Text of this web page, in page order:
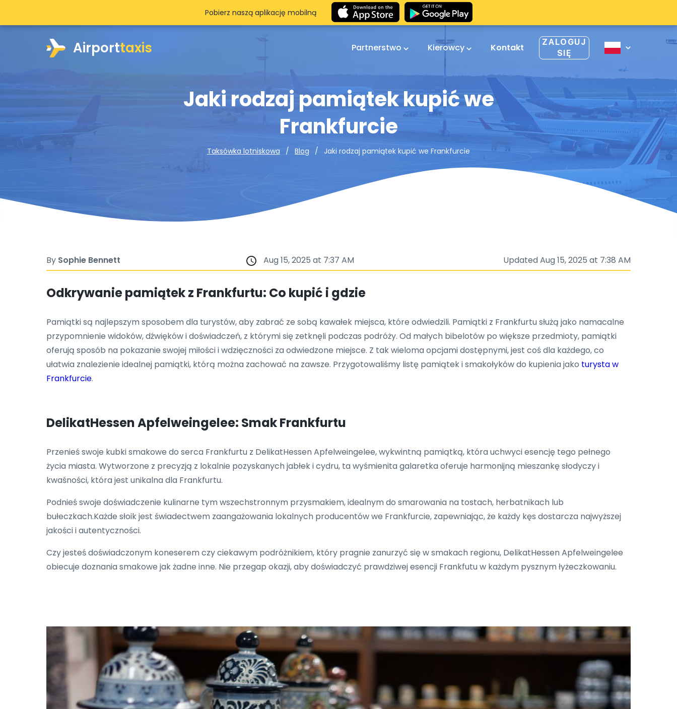
Airporttaxis Partnerstwo Kierowcy Kontakt
ZALOGUJ
SIĘ
Jaki rodzaj pamiątek kupić we
Frankfurcie
Taksówka lotniskowa Blog Jaki rodzaj pamiątek kupić we Frankfurcie
Pobierz naszą aplikację mobilną
By Sophie Bennett Aug 15, 2025 at 7:37 AM Updated Aug 15, 2025 at 7:38 AM
Odkrywanie pamiątek z Frankfurtu: Co kupić i gdzie
Pamiątki są najlepszym sposobem dla turystów, aby zabrać ze sobą kawałek miejsca, które odwiedzili. Pamiątki z Frankfurtu służą jako namacalne
przypomnienie widoków, dźwięków i doświadczeń, z którymi się zetknęli podczas podróży. Od małych bibelotów po większe przedmioty, pamiątki
oferują sposób na pokazanie swojej miłości i wdzięczności za odwiedzone miejsce. Z tak wieloma opcjami dostępnymi, jest coś dla każdego, co
ułatwia znalezienie idealnej pamiątki, którą można zachować na zawsze. Przygotowaliśmy listę pamiątek i smakołyków do kupienia jako turysta w
Frankfurcie.
DelikatHessen Apfelweingelee: Smak Frankfurtu
Przenieś swoje kubki smakowe do serca Frankfurtu z DelikatHessen Apfelweingelee, wykwintną pamiątką, która uchwyci esencję tego pełnego
życia miasta. Wytworzone z precyzją z lokalnie pozyskanych jabłek i cydru, ta wyśmienita galaretka oferuje harmonijną mieszankę słodyczy i
kwaśności, która jest unikalna dla Frankfurtu.
Podnieś swoje doświadczenie kulinarne tym wszechstronnym przysmakiem, idealnym do smarowania na tostach, herbatnikach lub
bułeczkach.Każde słoik jest świadectwem zaangażowania lokalnych producentów we Frankfurcie, zapewniając, że każdy kęs dostarcza najwyższej
jakości i autentyczności.
Czy jesteś doświadczonym koneserem czy ciekawym podróżnikiem, który pragnie zanurzyć się w smakach regionu, DelikatHessen Apfelweingelee
obiecuje doznania smakowe jak żadne inne. Nie przegap okazji, aby doświadczyć prawdziwej esencji Frankfutu w każdym pysznym łyżeczkowaniu.